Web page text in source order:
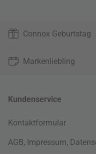
Connox Geburtstag
Markenliebling
Kundenservice
Kontaktformular
AGB, Impressum,